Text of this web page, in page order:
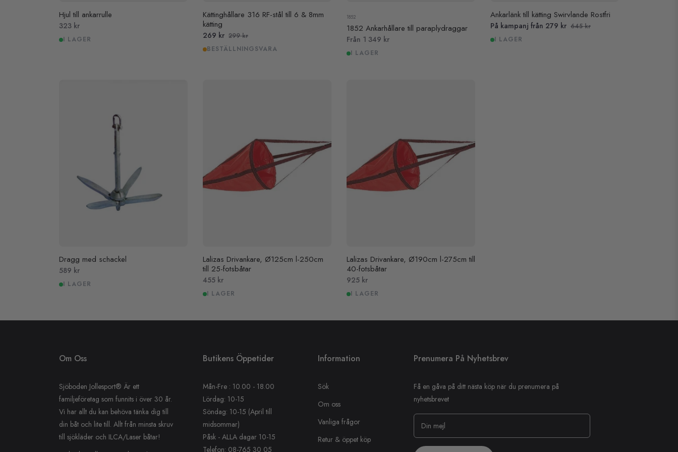
Hjul till ankarrulle
Pris
323 kr
I LAGER
Kättinghållare 316 RF-stål till 6 & 8mm
kätting
Pris
269 kr 299 krKampanj
pris
BESTÄLLNINGSVARA
1852
1852 Ankarhållare till paraplydraggar
Från 1 349 kr
I LAGER
Ankarlänk till kätting Swirvlande Rostfri
På kampanj från 279 kr 645 kr
I LAGER
Dragg med schackel
Pris
589 kr
I LAGER
Lalizas Drivankare, Ø125cm l-250cm
till 25-fotsbåtar
Pris
455 kr
I LAGER
Lalizas Drivankare, Ø190cm l-275cm till
40-fotsbåtar
Pris
925 kr
I LAGER
Om Oss
Sjöboden Jollesport® Är ett
familjeföretag som funnits i över 30 år.
Vi har allt du kan behöva tänka dig till
din båt och lite till. Allt från minsta skruv
till sjökläder och ILCA/Laser båtar!
Butikens Öppetider
Mån-Fre : 10.00 - 18.00
Lördag: 10-15
Söndag: 10-15 (April till
midsommar)
Påsk - ALLA dagar 10-15
Telefon: 08-765 30 05
Information
Sök
Om oss
Vanliga frågor
Retur & öppet köp
Prenumera På Nyhetsbrev
Få en gåva på ditt nästa köp när du prenumera på
nyhetsbrevet
Din mejl